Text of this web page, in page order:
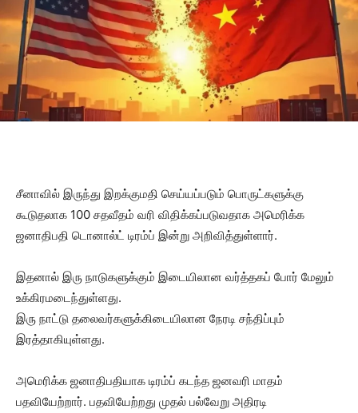
சீனாவில் இருந்து இறக்குமதி செய்யப்படும் பொருட்களுக்கு
கூடுதலாக 100 சதவீதம் வரி விதிக்கப்படுவதாக அமெரிக்க
ஜனாதிபதி டொனால்ட் டிரம்ப் இன்று அறிவித்துள்ளார்.
இதனால் இரு நாடுகளுக்கும் இடையிலான வர்த்தகப் போர் மேலும்
உக்கிரமடைந்துள்ளது.
இரு நாட்டு தலைவர்களுக்கிடையிலான நேரடி சந்திப்பும்
இரத்தாகியுள்ளது.
அமெரிக்க ஜனாதிபதியாக டிரம்ப் கடந்த ஜனவரி மாதம்
பதவியேற்றார். பதவியேற்றது முதல் பல்வேறு அதிரடி